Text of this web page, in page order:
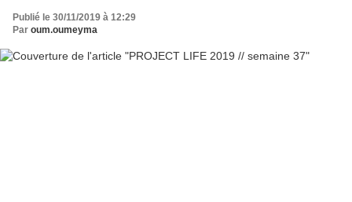
Publié le 30/11/2019 à 12:29
Par oum.oumeyma